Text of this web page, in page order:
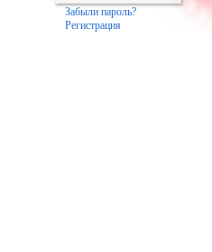
Забыли пароль?
Регистрация